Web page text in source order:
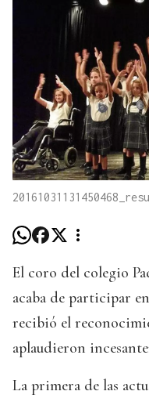
El coro del colegio
acaba de participar
recibió el
aplaudieron
La primera de las